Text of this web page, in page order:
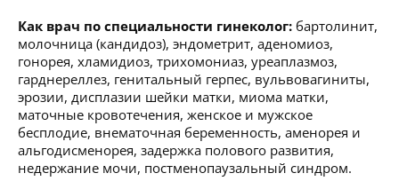
Как врач по специальности гинеколог: бартолинит,
молочница (кандидоз), эндометрит, аденомиоз,
гонорея, хламидиоз, трихомониаз, уреаплазмоз,
гарднереллез, генитальный герпес, вульвовагиниты,
эрозии, дисплазии шейки матки, миома матки,
маточные кровотечения, женское и мужское
бесплодие, внематочная беременность, аменорея и
альгодисменорея, задержка полового развития,
недержание мочи, постменопаузальный синдром.